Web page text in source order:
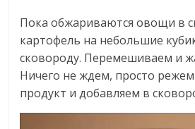
Пока обжариваются овощи в
картофель на небольшие
сковороду. Перемешиваем и
Ничего не ждем, просто
продукт и добавляем в